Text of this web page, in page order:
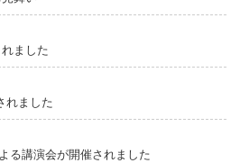
ました
れました
る講演会が開催されました